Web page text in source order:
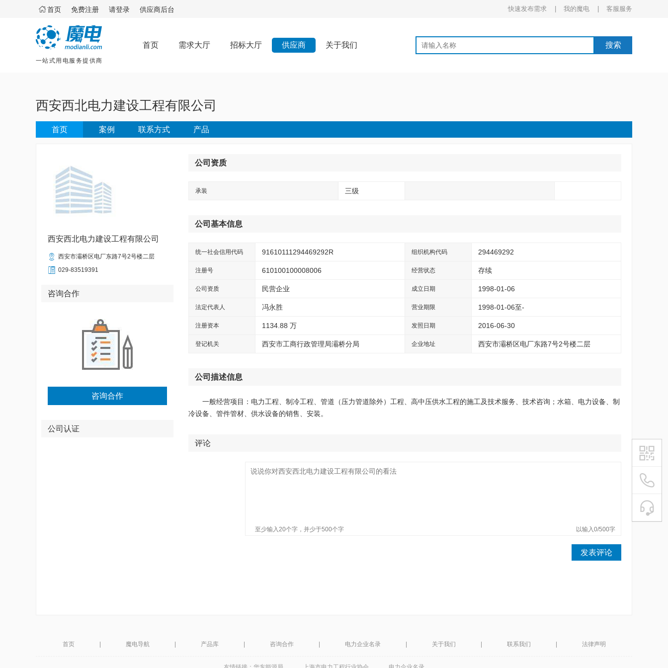
首页 免费注册 请登录 供应商后台 快速发布需求 | 我的魔电 | 客服服务
一站式用电服务提供商
首页 需求大厅 招标大厅 供应商 关于我们 搜索
西安西北电力建设工程有限公司
首页 案例 联系方式 产品
西安西北电力建设工程有限公司
 西安市灞桥区电厂东路7号2号楼二层
 029-83519391
咨询合作
咨询合作
公司认证
公司资质
承装 三级
公司基本信息
统一社会信用代码 91610111294469292R 组织机构代码 294469292
注册号 610100100008006 经营状态 存续
公司资质 民营企业 成立日期 1998-01-06
法定代表人 冯永胜 营业期限 1998-01-06至-
注册资本 1134.88 万 发照日期 2016-06-30
登记机关 西安市工商行政管理局灞桥分局 企业地址 西安市灞桥区电厂东路7号2号楼二层
公司描述信息
一般经营项目：电力工程、制冷工程、管道（压力管道除外）工程、高中压供水工程的施工及技术服务、技术咨询；水箱、电力设备、制
冷设备、管件管材、供水设备的销售、安装。
评论
至少输入20个字，并少于500个字 以输入0/500字
发表评论
首页 魔电导航 产品库 咨询合作 电力企业名录 关于我们 联系我们 法律声明
魔电平台
微信扫描
021-